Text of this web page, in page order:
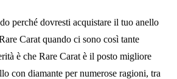
perché dovresti acquistare il tuo anello
Carat quando ci sono così tante
è che Rare Carat è il posto migliore
con diamante per numerose ragioni, tra